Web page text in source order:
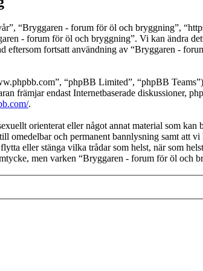
“Bryggaren - forum för öl och bryggning”,
- forum för öl och bryggning”. Vi kan ändra
eftersom fortsatt användning av “Bryggaren -
“phpBB Limited”, “phpBB
främjar endast Internetbaserade diskussioner,
.
orienterat eller något annat material som
och permanent bannlysning samt att
eller stänga vilka trådar som helst, när som
men varken “Bryggaren - forum för öl och